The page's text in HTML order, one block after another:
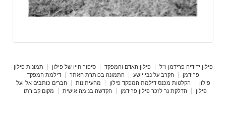
פילון ידידיה פרידמן ז"ל פילון האדם והמפקד סיפור חייו של פילון
תמונות פילון
פרידמן
הקרב על נבי יושע התמונה בכותרת האתר
דילמת המפקד
פילון
הקלטות מכנס דילמת המפקד פילון מהעיתונות
חברים כותבים אל ועל
פילון
הדלקת נר לזכר פילון פרידמן הקדשה בנימה אישית מקום קבורתו